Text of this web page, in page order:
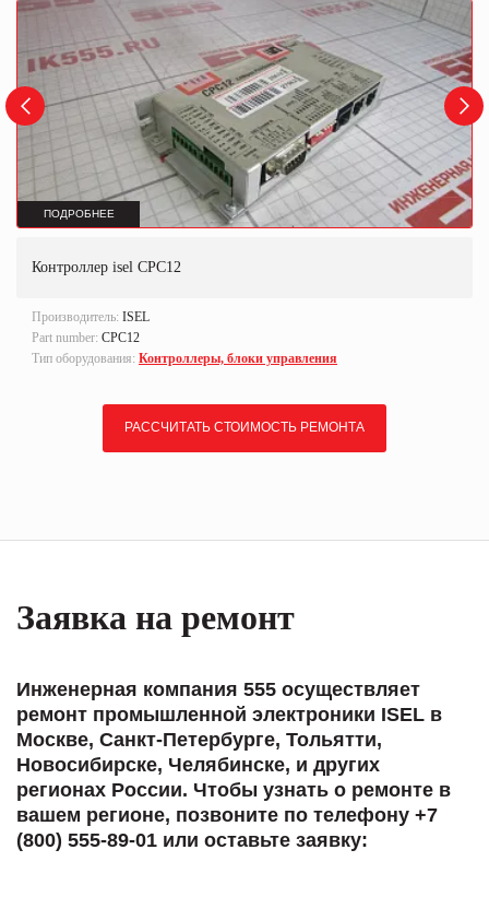
ПОДРОБНЕЕ
Контроллер isel CPC12
Производитель: ISEL
Part number: CPC12
Тип оборудования: Контроллеры, блоки управления
РАССЧИТАТЬ СТОИМОСТЬ РЕМОНТА
Заявка на ремонт
Инженерная компания 555 осуществляет
ремонт промышленной электроники ISEL в
Москве, Санкт-Петербурге, Тольятти,
Новосибирске, Челябинске, и других
регионах России. Чтобы узнать о ремонте в
вашем регионе, позвоните по телефону +7
(800) 555-89-01 или оставьте заявку: